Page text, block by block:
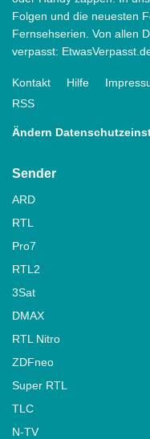
Folgen und die neuesten
Fernsehserien. Von allen
verpasst:
Kontakt Hilfe
RSS
Ändern
Sender
ARD
RTL
Pro7
RTL2
3Sat
DMAX
RTL Nitro
ZDFneo
Super RTL
TLC
N-TV